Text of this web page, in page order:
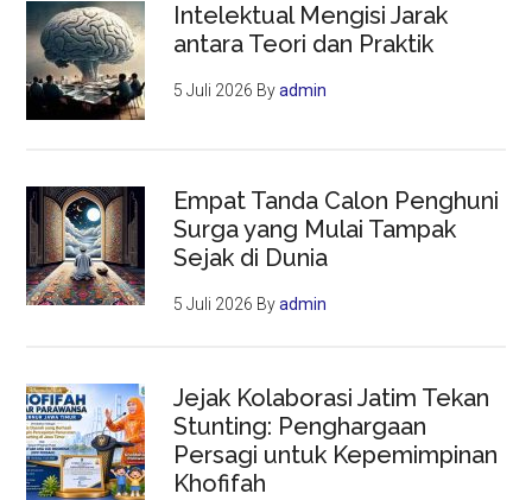
Intelektual Mengisi Jarak
antara Teori dan Praktik
5 Juli 2026 Byadmin
Empat Tanda Calon Penghuni
Surga yang Mulai Tampak
Sejak di Dunia
5 Juli 2026 Byadmin
Jejak Kolaborasi Jatim Tekan
Stunting: Penghargaan
Persagi untuk Kepemimpinan
Khofifah